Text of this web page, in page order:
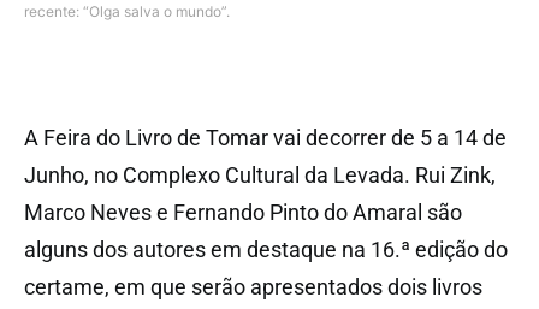
recente: “Olga salva o mundo”.
A Feira do Livro de Tomar vai decorrer de 5 a 14 de
Junho, no Complexo Cultural da Levada. Rui Zink,
Marco Neves e Fernando Pinto do Amaral são
alguns dos autores em destaque na 16.ª edição do
certame, em que serão apresentados dois livros